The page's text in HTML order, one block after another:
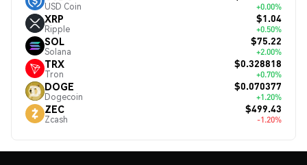
USD Coin +0.00%
XRP
Ripple
$1.04
+0.50%
SOL
Solana
$75.22
+2.00%
TRX
Tron
$0.328818
+0.70%
DOGE
Dogecoin
$0.070377
+1.20%
ZEC
Zcash
$499.43
-1.20%